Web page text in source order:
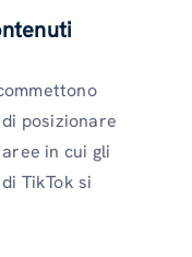
posizionare
in cui gli
TikTok si